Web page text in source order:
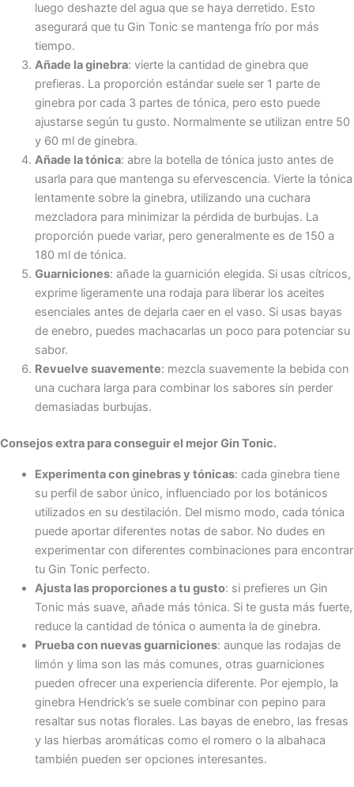
luego deshazte del agua que se haya derretido. Esto
asegurará que tu Gin Tonic se mantenga frío por más
tiempo.
Añade la ginebra: vierte la cantidad de ginebra que
prefieras. La proporción estándar suele ser 1 parte de
ginebra por cada 3 partes de tónica, pero esto puede
ajustarse según tu gusto. Normalmente se utilizan entre 50
y 60 ml de ginebra.
Añade la tónica: abre la botella de tónica justo antes de
usarla para que mantenga su efervescencia. Vierte la tónica
lentamente sobre la ginebra, utilizando una cuchara
mezcladora para minimizar la pérdida de burbujas. La
proporción puede variar, pero generalmente es de 150 a
180 ml de tónica.
Guarniciones: añade la guarnición elegida. Si usas cítricos,
exprime ligeramente una rodaja para liberar los aceites
esenciales antes de dejarla caer en el vaso. Si usas bayas
de enebro, puedes machacarlas un poco para potenciar su
sabor.
Revuelve suavemente: mezcla suavemente la bebida con
una cuchara larga para combinar los sabores sin perder
demasiadas burbujas.
Consejos extra para conseguir el mejor Gin Tonic.
Experimenta con ginebras y tónicas: cada ginebra tiene
su perfil de sabor único, influenciado por los botánicos
utilizados en su destilación. Del mismo modo, cada tónica
puede aportar diferentes notas de sabor. No dudes en
experimentar con diferentes combinaciones para encontrar
tu Gin Tonic perfecto.
Ajusta las proporciones a tu gusto: si prefieres un Gin
Tonic más suave, añade más tónica. Si te gusta más fuerte,
reduce la cantidad de tónica o aumenta la de ginebra.
Prueba con nuevas guarniciones: aunque las rodajas de
limón y lima son las más comunes, otras guarniciones
pueden ofrecer una experiencia diferente. Por ejemplo, la
ginebra Hendrick’s se suele combinar con pepino para
resaltar sus notas florales. Las bayas de enebro, las fresas
y las hierbas aromáticas como el romero o la albahaca
también pueden ser opciones interesantes.